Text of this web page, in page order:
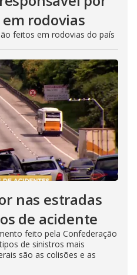
rodovias
feitos em rodovias do país
nas estradas
de acidente
feito pela Confederação
de sinistros mais
são as colisões e as